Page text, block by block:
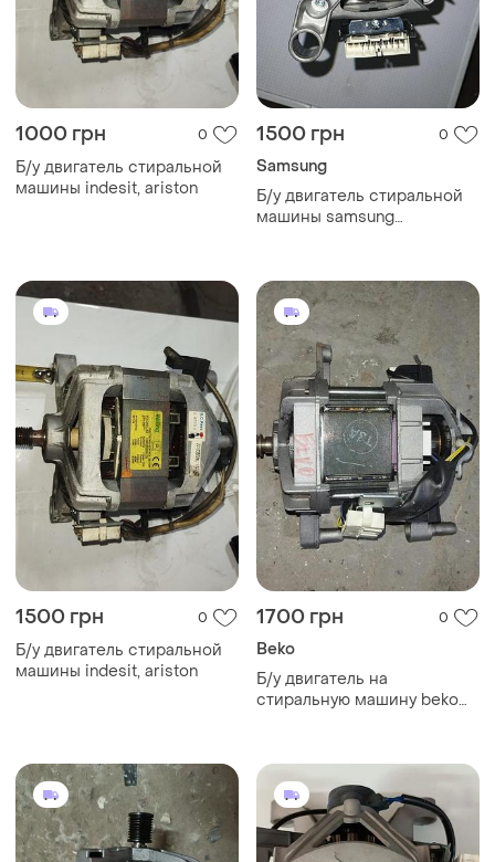
1000 грн 0
Б/у двигатель стиральной
машины indesit, ariston
1500 грн 0
Samsung
Б/у двигатель стиральной
машины samsung
1500 грн 0
Б/у двигатель стиральной
машины indesit, ariston
1700 грн 0
Beko
Б/у двигатель на
стиральную машину beko